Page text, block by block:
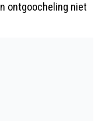
ontgoocheling niet